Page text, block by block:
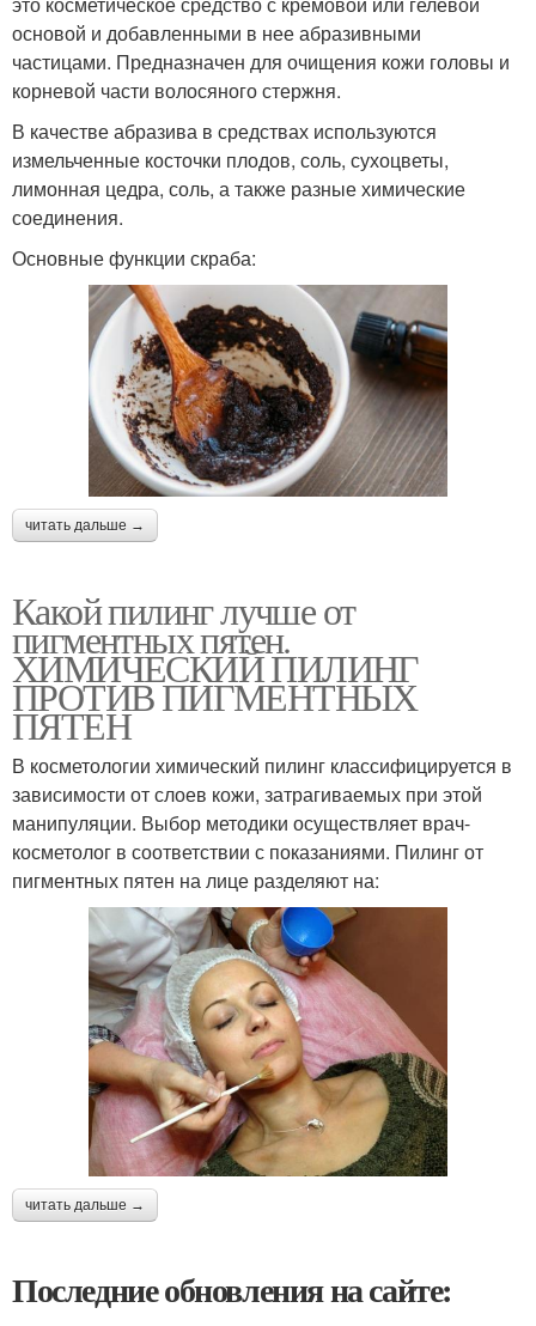
основой и добавленными в нее абразивными
частицами. Предназначен для очищения кожи головы и
корневой части волосяного стержня.
В качестве абразива в средствах используются
измельченные косточки плодов, соль, сухоцветы,
лимонная цедра, соль, а также разные химические
соединения.
Основные функции скраба:
читать дальше →
Какой пилинг лучше от
пигментных пятен.
ХИМИЧЕСКИЙ ПИЛИНГ
ПРОТИВ ПИГМЕНТНЫХ
ПЯТЕН
В косметологии химический пилинг классифицируется в
зависимости от слоев кожи, затрагиваемых при этой
манипуляции. Выбор методики осуществляет врач-
косметолог в соответствии с показаниями. Пилинг от
пигментных пятен на лице разделяют на:
читать дальше →
Последние обновления на сайте: